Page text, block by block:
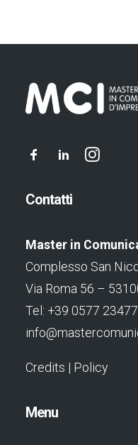
Contatti
Master in
Complesso San
Via Roma 56 –
Tel: +39 0577
Credits | Policy
Menu